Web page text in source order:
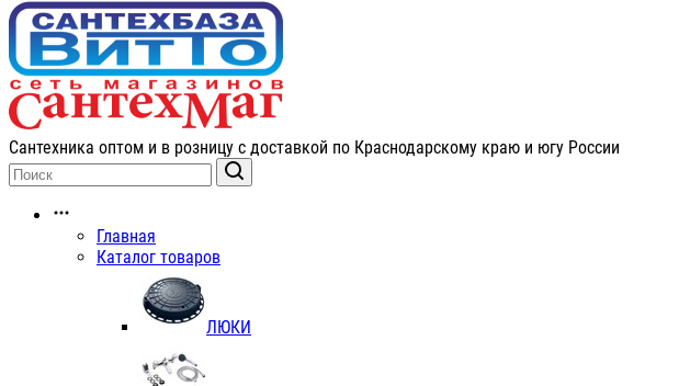
Сантехника оптом и в розницу с доставкой по Краснодарскому краю и югу России
Главная
Каталог товаров
ЛЮКИ